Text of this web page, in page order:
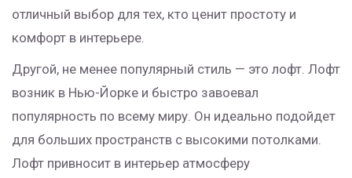
отличный выбор для тех, кто ценит простоту и
комфорт в интерьере.
Другой, не менее популярный стиль — это лофт. Лофт
возник в Нью-Йорке и быстро завоевал
популярность по всему миру. Он идеально подойдет
для больших пространств с высокими потолками.
Лофт привносит в интерьер атмосферу